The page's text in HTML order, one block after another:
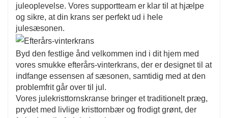
juleoplevelse. Vores supportteam er klar til at hjælpe
og sikre, at din krans ser perfekt ud i hele
julesæsonen.
Byd den festlige ånd velkommen ind i dit hjem med
vores smukke efterårs-vinterkrans, der er designet til at
indfange essensen af ​​sæsonen, samtidig med at den
problemfrit går over til jul.
Vores julekristtornskranse bringer et traditionelt præg,
prydet med livlige kristtornbær og frodigt grønt, der